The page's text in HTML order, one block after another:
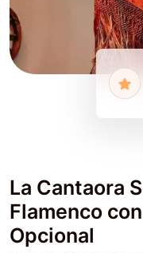
La Cantaora
Flamenco
Opcional